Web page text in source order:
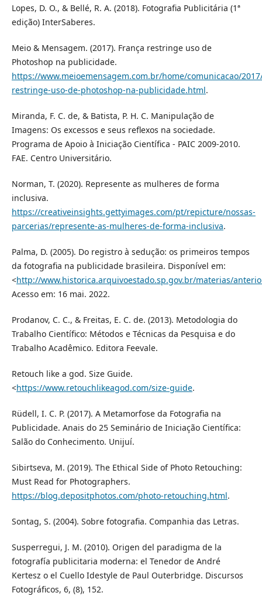
Lopes, D. O., & Bellé, R. A. (2018). Fotografia Publicitária (1ª
edição) InterSaberes.
Meio & Mensagem. (2017). França restringe uso de
Photoshop na publicidade.
https://www.meioemensagem.com.br/home/comunicacao/
restringe-uso-de-photoshop-na-publicidade.html.
Miranda, F. C. de, & Batista, P. H. C. Manipulação de
Imagens: Os excessos e seus reflexos na sociedade.
Programa de Apoio à Iniciação Científica - PAIC 2009-2010.
FAE. Centro Universitário.
Norman, T. (2020). Represente as mulheres de forma
inclusiva.
https://creativeinsights.gettyimages.com/pt/repicture/nossas-
parcerias/represente-as-mulheres-de-forma-inclusiva.
Palma, D. (2005). Do registro à sedução: os primeiros tempos
da fotografia na publicidade brasileira. Disponível em:
<http://www.historica.arquivoestado.sp.gov.br/materias/
Acesso em: 16 mai. 2022.
Prodanov, C. C., & Freitas, E. C. de. (2013). Metodologia do
Trabalho Científico: Métodos e Técnicas da Pesquisa e do
Trabalho Acadêmico. Editora Feevale.
Retouch like a god. Size Guide.
<https://www.retouchlikeagod.com/size-guide.
Rüdell, I. C. P. (2017). A Metamorfose da Fotografia na
Publicidade. Anais do 25 Seminário de Iniciação Científica:
Salão do Conhecimento. Unijuí.
Sibirtseva, M. (2019). The Ethical Side of Photo Retouching:
Must Read for Photographers.
https://blog.depositphotos.com/photo-retouching.html.
Sontag, S. (2004). Sobre fotografia. Companhia das Letras.
Susperregui, J. M. (2010). Origen del paradigma de la
fotografía publicitaria moderna: el Tenedor de André
Kertesz o el Cuello Idestyle de Paul Outerbridge. Discursos
Fotográficos, 6, (8), 152.